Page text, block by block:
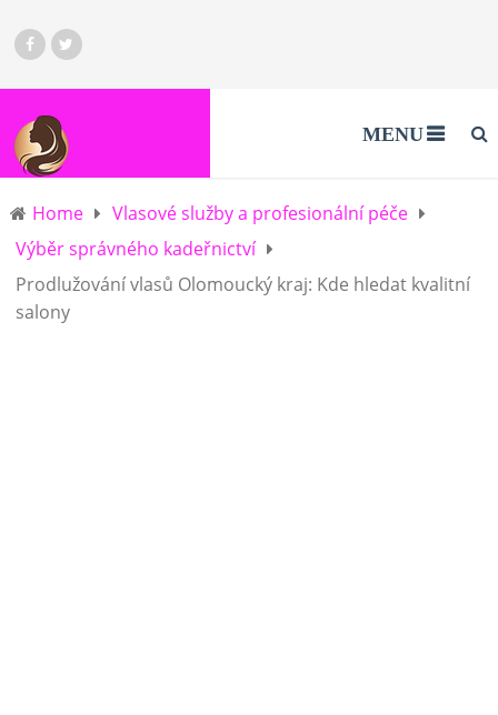
MENU
Home
Vlasové služby a profesionální péče
Výběr správného kadeřnictví
Prodlužování vlasů Olomoucký kraj: Kde hledat kvalitní
salony